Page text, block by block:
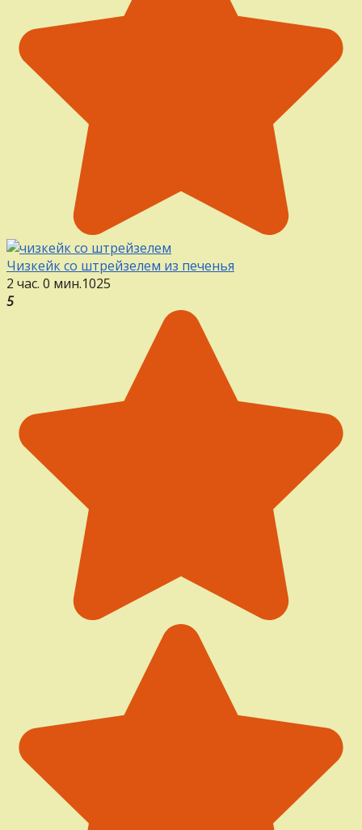
Чизкейк со штрейзелем из печенья
2 час. 0 мин.1025
5